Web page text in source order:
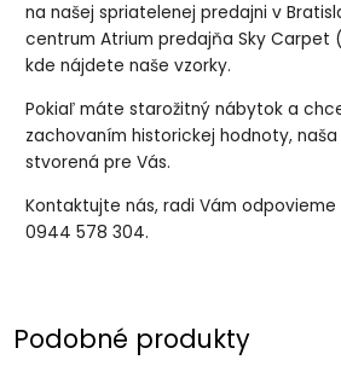
na našej spriatelenej predajni v
centrum Atrium predajňa Sky
kde nájdete naše vzorky.
Pokiaľ máte starožitný nábytok a
zachovaním historickej hodnoty,
stvorená pre Vás.
Kontaktujte nás, radi Vám
0944 578 304.
Podobné produkty